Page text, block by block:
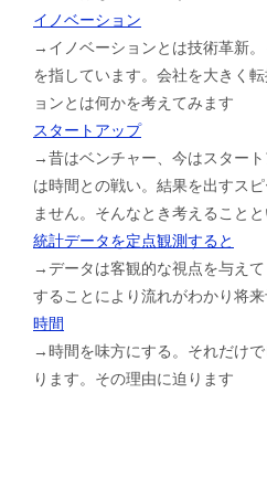
イノベーション
→イノベーションとは技術革新
を指しています。会社を大きく
ョンとは何かを考えてみます
スタートアップ
→昔はベンチャー、今はスター
は時間との戦い。結果を出すス
ません。そんなとき考えること
統計データを定点観測すると
→データは客観的な視点を与え
することにより流れがわかり将
時間
→時間を味方にする。それだけ
ります。その理由に迫ります